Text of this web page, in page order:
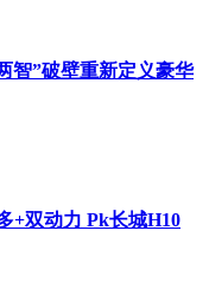
智”破壁重新定义豪华
+双动力 Pk长城H10